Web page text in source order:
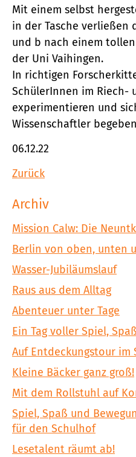
Mit einem selbst
in der Tasche verließen
und b nach einem
der Uni Vaihingen.
In richtigen
SchülerInnen im Riech-
experimentieren und
Wissenschaftler
06.12.22
Zurück
Archiv
Mission Calw: Die
Berlin von oben, unten
Wasser-Jubiläumslauf
Raus aus dem Alltag
Abenteuer unter Tage
Ein Tag voller Spiel,
Auf Entdeckungstour im
Kleine Bäcker ganz groß!
Mit dem Rollstuhl auf
Spiel, Spaß und
für den Schulhof
Lesetalent räumt ab!